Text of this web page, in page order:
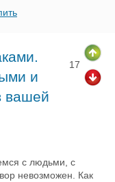
и
вашей
17
с людьми, с
невозможен. Как